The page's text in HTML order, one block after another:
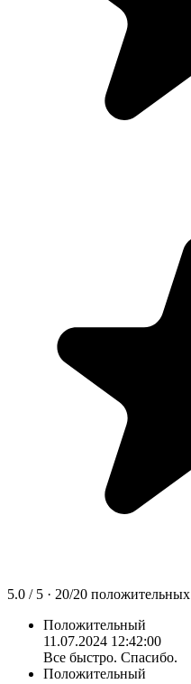
5.0 / 5 · 20/20 положительных
Положительный
11.07.2024 12:42:00
Все быстро. Спасибо.
Положительный